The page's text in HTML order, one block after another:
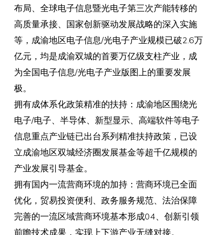
布局、全球电子信息暨光电子第三次产能转移的
高质量承接、国家创新驱动发展战略的深入实施
等，成渝地区电子信息/光电子产业规模已破2.6万
亿元，均是成渝双城的首要万亿级支柱产业，成
为全国电子信息/光电子产业版图上的重要发展
极。
拥有成体系化政策精准的扶持：成渝地区围绕光
电子/电子、半导体、新型显示、高端软件等电子
信息重点产业链已出台系列精准扶持政策，已设
立成渝地区双城经济圈发展基金等超千亿规模的
产业发展引导基金。
拥有国内一流营商环境的加持：营商环境已全面
优化，贸易投资便利、政务服务规范、法治保障
完善的一流区域营商环境基本形成04、创新引领
前瞻技术成果，实现上下游产业无缝对接。